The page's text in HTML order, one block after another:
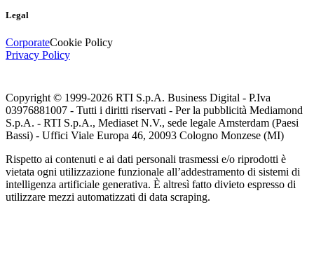
Legal
CorporateCookie Policy
Privacy Policy
Copyright © 1999-2026 RTI S.p.A. Business Digital - P.Iva
03976881007 - Tutti i diritti riservati - Per la pubblicità Mediamond
S.p.A. - RTI S.p.A., Mediaset N.V., sede legale Amsterdam (Paesi
Bassi) - Uffici Viale Europa 46, 20093 Cologno Monzese (MI)
Rispetto ai contenuti e ai dati personali trasmessi e/o riprodotti è
vietata ogni utilizzazione funzionale all’addestramento di sistemi di
intelligenza artificiale generativa. È altresì fatto divieto espresso di
utilizzare mezzi automatizzati di data scraping.